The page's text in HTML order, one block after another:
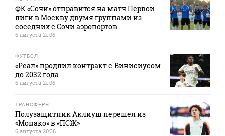
ФК «Сочи» отправится на матч Первой
лиги в Москву двумя группами из
соседних с Сочи аэропортов
6 августа 21:06
ФУТБОЛ
«Реал» продлил контракт с Винисиусом
до 2032 года
6 августа 21:06
ТРАНСФЕРЫ
Полузащитник Аклиуш перешел из
«Монако» в «ПСЖ»
6 августа 20:36